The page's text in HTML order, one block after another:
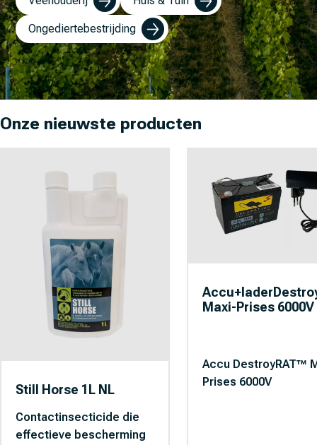
Ongediertebestrijding
Onze nieuwste producten
Still Horse 1L NL
Contactinsecticide die
effectieve bescherming
Maxi-Prises 6000V
Accu DestroyRAT™
Prises 6000V